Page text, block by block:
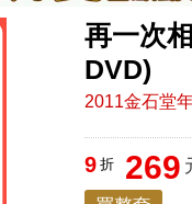
再一次
DVD)
2011金石堂
9 折 269